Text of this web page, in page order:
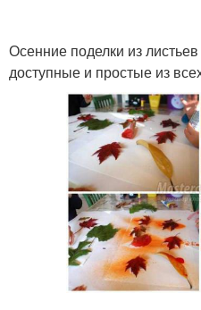
Осенние поделки из
доступные и простые из